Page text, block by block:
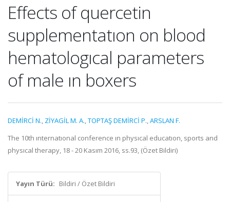
Effects of quercetin
supplementatıon on blood
hematologıcal parameters
of male ın boxers
DEMİRCİ N., ZİYAGİL M. A.,TOPTAŞ DEMİRCİ P.,ARSLAN F.
The 10th ınternatıonal conference ın physıcal educatıon, sports and
physıcal therapy, 18 - 20 Kasım 2016, ss.93, (Özet Bildiri)
Yayın Türü: Bildiri / Özet Bildiri